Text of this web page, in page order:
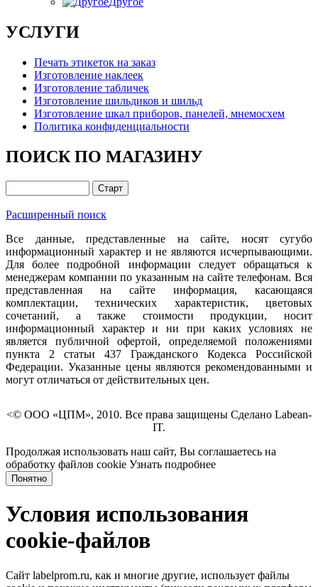
УСЛУГИ
Печать этикеток на заказ
Изготовление наклеек
Изготовление табличек
Изготовление шильдиков и шильд
Изготовление шкал приборов, панелей, мнемосхем
Политика конфиденциальности
ПОИСК ПО МАГАЗИНУ
Расширенный поиск
Все данные, представленные на сайте, носят сугубо
информационный характер и не являются исчерпывающими.
Для более подробной информации следует обращаться к
менеджерам компании по указанным на сайте телефонам. Вся
представленная на сайте информация, касающаяся
комплектации, технических характеристик, цветовых
сочетаний, а также стоимости продукции, носит
информационный характер и ни при каких условиях не
является публичной офертой, определяемой положениями
пункта 2 статьи 437 Гражданского Кодекса Российской
Федерации. Указанные цены являются рекомендованными и
могут отличаться от действительных цен.
<© ООО «ЦПМ», 2010. Все права защищены Сделано Labean-
IT.
Продолжая использовать наш сайт, Вы соглашаетесь на
обработку файлов cookie Узнать подробнее
Понятно
Условия использования
cookie-файлов
Сайт labelprom.ru, как и многие другие, использует файлы